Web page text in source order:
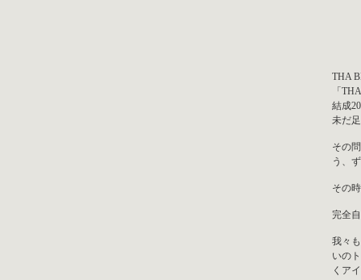
THA
「
結成
未だ
その
う、
その
完全
我々
いの
くア